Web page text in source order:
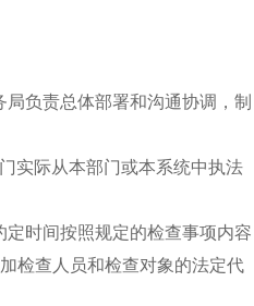
负责总体部署和沟通协调，制
实际从本部门或本系统中执法
时间按照规定的检查事项内容
检查人员和检查对象的法定代